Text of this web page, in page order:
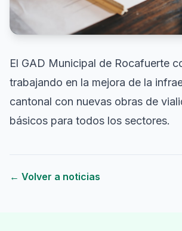
El GAD Municipal de Rocafuerte
trabajando en la mejora de la
cantonal con nuevas obras de
básicos para todos los sectores.
← Volver a noticias